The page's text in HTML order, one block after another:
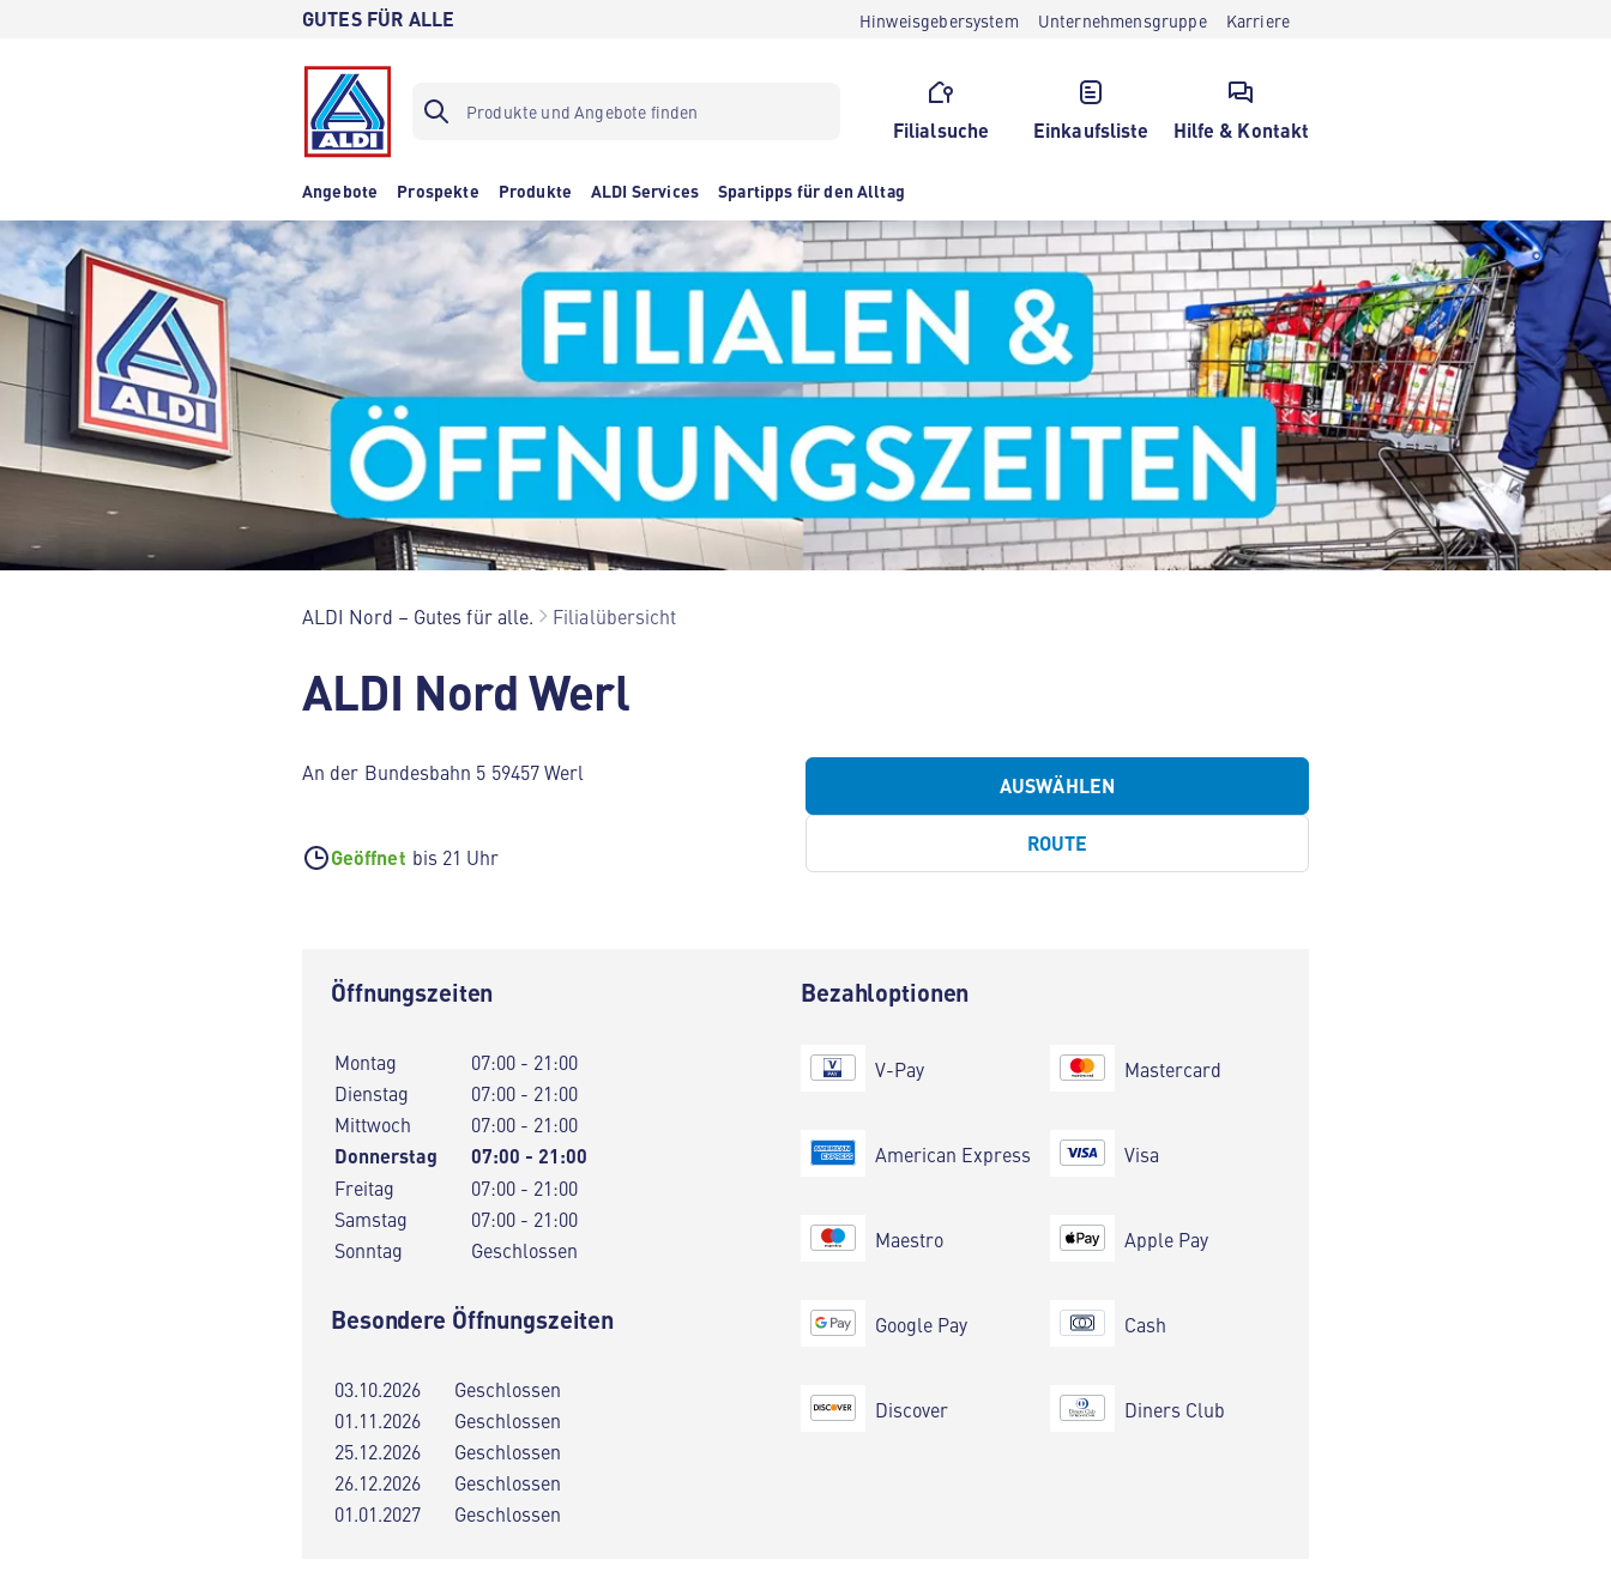
GUTES FÜR ALLE Hinweisgebersystem Unternehmensgruppe Karriere
Filialsuche Einkaufsliste Hilfe & Kontakt
Angebote Prospekte Produkte ALDI Services Spartipps für den Alltag
ALDI Nord – Gutes für alle. Filialübersicht
ALDI Nord Werl
An der Bundesbahn 5 59457 Werl
Geöffnet bis 21 Uhr
AUSWÄHLEN
ROUTE
Öffnungszeiten
Montag
07:00 - 21:00
Dienstag
07:00 - 21:00
Mittwoch
07:00 - 21:00
Donnerstag 07:00 - 21:00
Freitag
07:00 - 21:00
Samstag
07:00 - 21:00
Sonntag
Geschlossen
Besondere Öffnungszeiten
03.10.2026
Geschlossen
01.11.2026
Geschlossen
25.12.2026
Geschlossen
26.12.2026
Geschlossen
01.01.2027
Geschlossen
Bezahloptionen
V-Pay
American Express
Maestro
Google Pay
Discover
Mastercard
Visa
Apple Pay
Cash
Diners Club